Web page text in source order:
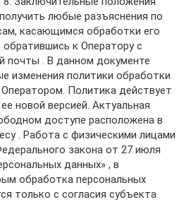
любые разъяснения по
касающимся обработки его
к Оператору с
почты . В данном документе
изменения политики обработки
Политика действует
новой версией. Актуальная
доступе расположена в
. Работа с физическими лицами
закона от 27 июля
данных» , в
обработка персональных
только с согласия субъекта